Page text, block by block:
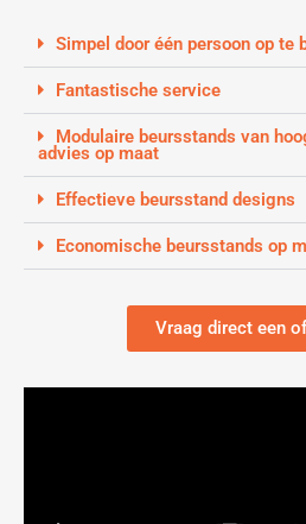
Simpel door één persoon op te
Fantastische service
Modulaire beursstands van
advies op maat
Effectieve beursstand designs
Economische beursstands op
Vraag direct een